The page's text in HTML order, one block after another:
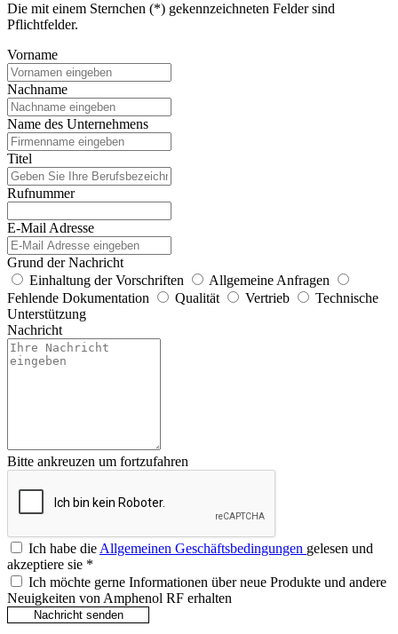
Die mit einem Sternchen (*) gekennzeichneten Felder sind
Pflichtfelder.
Vorname
Nachname
Name des Unternehmens
Titel
Rufnummer
E-Mail Adresse
Grund der Nachricht
Einhaltung der Vorschriften
Allgemeine Anfragen
Fehlende Dokumentation
Qualität Vertrieb
Technische
Unterstützung
Nachricht
Bitte ankreuzen um fortzufahren
Ich habe dieAllgemeinen Geschäftsbedingungen gelesen und
akzeptiere sie *
Ich möchte gerne Informationen über neue Produkte und andere
Neuigkeiten von Amphenol RF erhalten